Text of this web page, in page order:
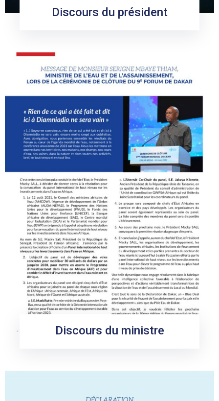
Discours du président
Discours du ministre